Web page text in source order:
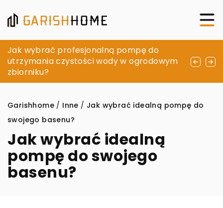
Jak dobrać odpowiednie żaluzje do
wnętrza: Poradnik dekoracji okien
Jak wybrać profesjonalną pompę do
utrzymania czystości wody w ogrodowym
zbiorniku?
Modne aranżacje: Jak stworzyć stylowy i
wyjątkowy wystrój za pomocą mebli
ogrodowych
Garishhome / Inne / Jak wybrać idealną pompę do
swojego basenu?
Jak wybrać idealną
pompę do swojego
basenu?